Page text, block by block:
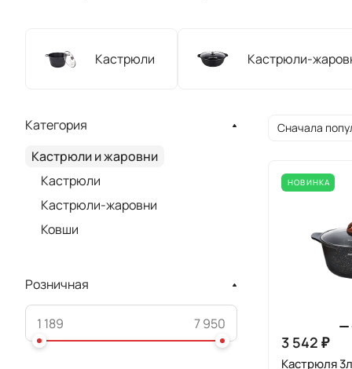
Кастрюли Кастрюли-
Сначала
НОВИНКА
3 542 ₽
Кастрюля
Категория
Кастрюли и жаровни
Кастрюли
Кастрюли-жаровни
Ковши
Розничная